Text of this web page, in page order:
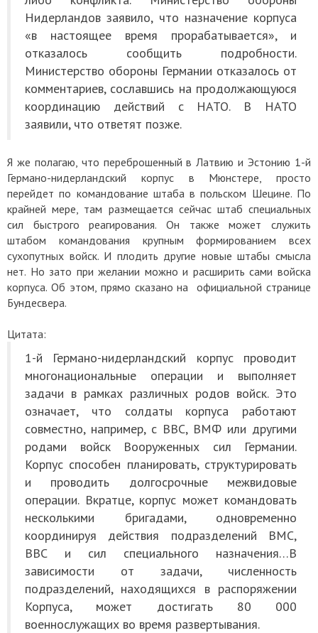
Нидерландов заявило, что назначение корпуса
«в настоящее время прорабатывается», и
отказалось сообщить подробности.
Министерство обороны Германии отказалось от
комментариев, сославшись на продолжающуюся
координацию действий с НАТО. В НАТО
заявили, что ответят позже.
Я же полагаю, что переброшенный в Латвию и Эстонию 1-й
Германо-нидерландский корпус в Мюнстере, просто
перейдет по командование штаба в польском Шецине. По
крайней мере, там размещается сейчас штаб специальных
сил быстрого реагирования. Он также может служить
штабом командования крупным формированием всех
сухопутных войск. И плодить другие новые штабы смысла
нет. Но зато при желании можно и расширить сами войска
корпуса. Об этом, прямо сказано на официальной странице
Бундесвера.
Цитата:
1-й Германо-нидерландский корпус проводит
многонациональные операции и выполняет
задачи в рамках различных родов войск. Это
означает, что солдаты корпуса работают
совместно, например, с ВВС, ВМФ или другими
родами войск Вооруженных сил Германии.
Корпус способен планировать, структурировать
и проводить долгосрочные межвидовые
операции. Вкратце, корпус может командовать
несколькими бригадами, одновременно
координируя действия подразделений ВМС,
ВВС и сил специального назначения…В
зависимости от задачи, численность
подразделений, находящихся в распоряжении
Корпуса, может достигать 80 000
военнослужащих во время развертывания.